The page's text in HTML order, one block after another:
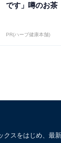
です」噂のお茶
PR(ハーブ健康本舗)
スをはじめ、最